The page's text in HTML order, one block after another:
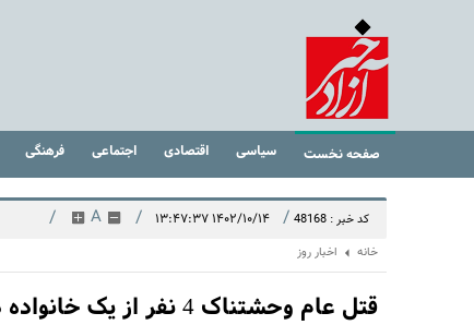
صفحه نخست سیاسی اقتصادی اجتماعی فرهنگی
کد خبر : 48168 / ۱۴۰۲/۱۰/۱۴ ۱۳:۴۷:۳۷ /
A
/
خانه اخبار روز
قتل عام وحشتناک 4 نفر از یک خانواده در آبادان | تحقیقات پلیسی آغاز شد